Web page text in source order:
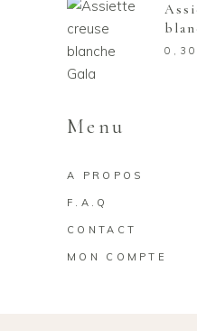
0,30
Menu
A PROPOS
F.A.Q
CONTACT
MON COMPTE